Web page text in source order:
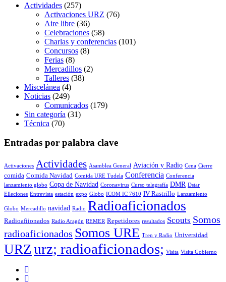
Actividades (257)
Activaciones URZ (76)
Aire libre (36)
Celebraciones (58)
Charlas y conferencias (101)
Concursos (8)
Ferias (8)
Mercadillos (2)
Talleres (38)
Miscelánea (4)
Noticias (249)
Comunicados (179)
Sin categoría (31)
Técnica (70)
Entradas por palabra clave
Activaciones Actividades Asamblea General Aviación y Radio Cena Cierre
comida Comida Navidad Comida URE Tudela Conferencia Conferencia
lanzamiento globo Copa de Navidad Coronavirus Curso telegrafía DMR Dstar
Elleciones Entrevista estación expo Globo ICOM IC 7610 IV Rastrillo Lanzamiento
Globo Mercadillo navidad Radio Radioaficionados
Radioafiionados Radio Aragón REMER Repetidores resultados Scouts Somos
radioaficionados Somos URE Tren y Radio Universidad
URZ urz; radioaficionados; Visita Visita Gobierno